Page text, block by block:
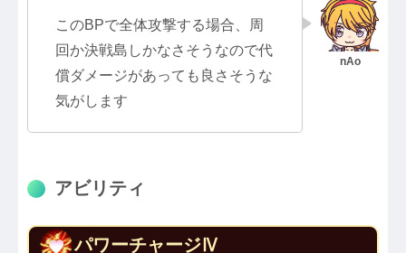
このBPで全体攻撃する場合、周
回か決戦島しかなさそうなので代
償ダメージがあっても良さそうな
気がします
アビリティ
パワーチャージⅣ